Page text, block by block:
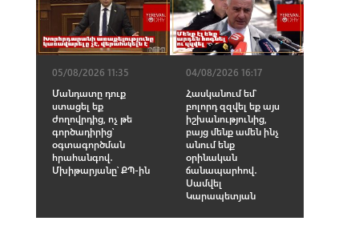
05/08/2026 11:35
Մանդատը դուք
ստացել եք
ժողովրդից, ոչ թե
գործադիրից՝
օգտագործման
հրահանգով․
Մխիթարյանը՝ ՔՊ-ին
04/08/2026 16:17
Հասկանում եմ՝
բոլորդ զզվել եք այս
իշխանությունից,
բայց մենք ամեն ինչ
անում ենք
օրինական
ճանապարհով․
Սամվել
Կարապետյան